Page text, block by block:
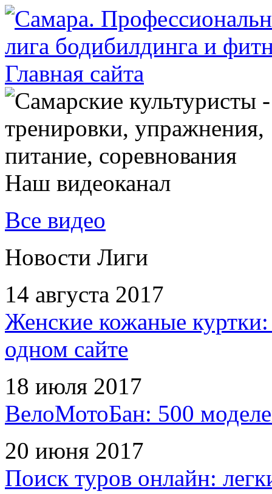
Наш видеоканал
Все видео
Новости Лиги
14 августа 2017
Женские кожаные
одном сайте
18 июля 2017
ВелоМотоБан: 500
20 июня 2017
Поиск туров онлайн: